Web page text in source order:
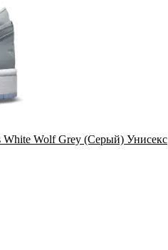
White Wolf Grey (Серый) Унисекс